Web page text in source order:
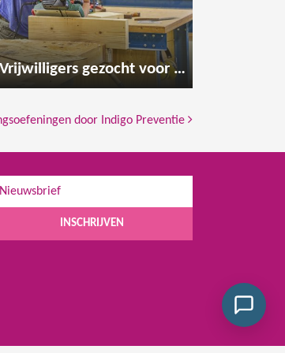
Vrijwilligers gezocht voor de houtwerkplaats
door Indigo Preventie